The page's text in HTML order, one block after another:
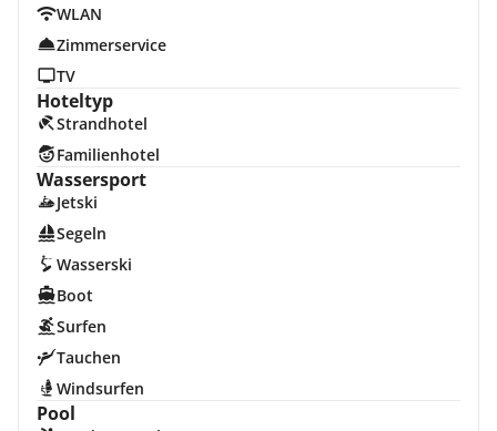
WLAN
Zimmerservice
TV
Hoteltyp
Strandhotel
Familienhotel
Wassersport
Jetski
Segeln
Wasserski
Boot
Surfen
Tauchen
Windsurfen
Pool